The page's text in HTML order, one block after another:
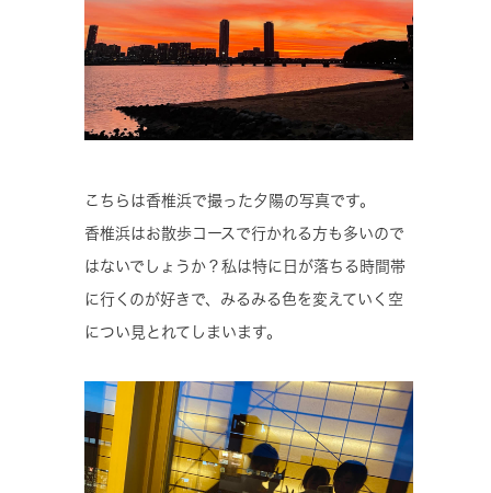
こちらは香椎浜で撮った夕陽の写真です。
香椎浜はお散歩コースで行かれる方も多いので
はないでしょうか？私は特に日が落ちる時間帯
に行くのが好きで、みるみる色を変えていく空
につい見とれてしまいます。